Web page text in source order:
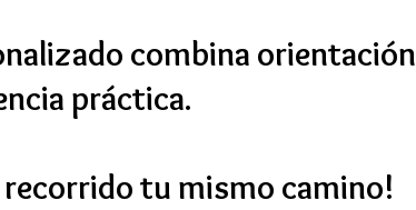
combina orientación
práctica.
recorrido tu mismo camino!